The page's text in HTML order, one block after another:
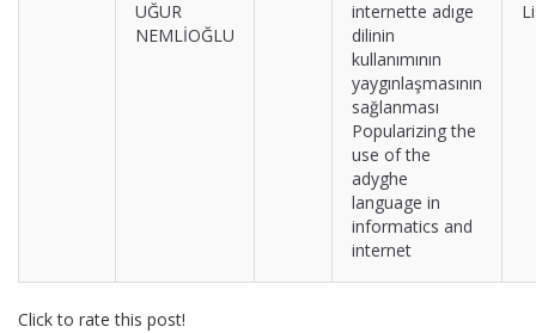
UĞUR
NEMLİOĞLU
internette adıge
dilinin
kullanımının
yaygınlaşmasının
sağlanması
Popularizing the
use of the
adyghe
language in
informatics and
internet
Click to rate this post!